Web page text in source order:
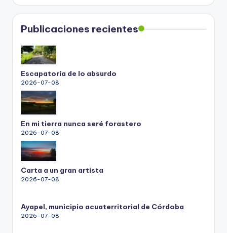
Publicaciones recientes
Escapatoria de lo absurdo
2026-07-08
En mi tierra nunca seré forastero
2026-07-08
Carta a un gran artista
2026-07-08
Ayapel, municipio acuaterritorial de Córdoba
2026-07-08